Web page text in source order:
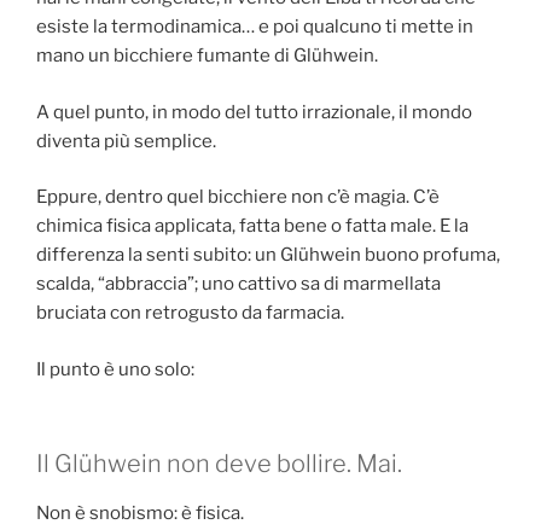
esiste la termodinamica… e poi qualcuno ti mette in
mano un bicchiere fumante di Glühwein.
A quel punto, in modo del tutto irrazionale, il mondo
diventa più semplice.
Eppure, dentro quel bicchiere non c’è magia. C’è
chimica fisica applicata, fatta bene o fatta male. E la
differenza la senti subito: un Glühwein buono profuma,
scalda, “abbraccia”; uno cattivo sa di marmellata
bruciata con retrogusto da farmacia.
Il punto è uno solo:
Il Glühwein non deve bollire. Mai.
Non è snobismo: è fisica.